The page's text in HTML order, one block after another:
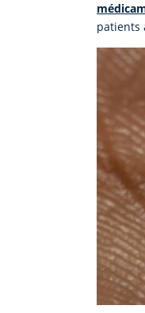
patients